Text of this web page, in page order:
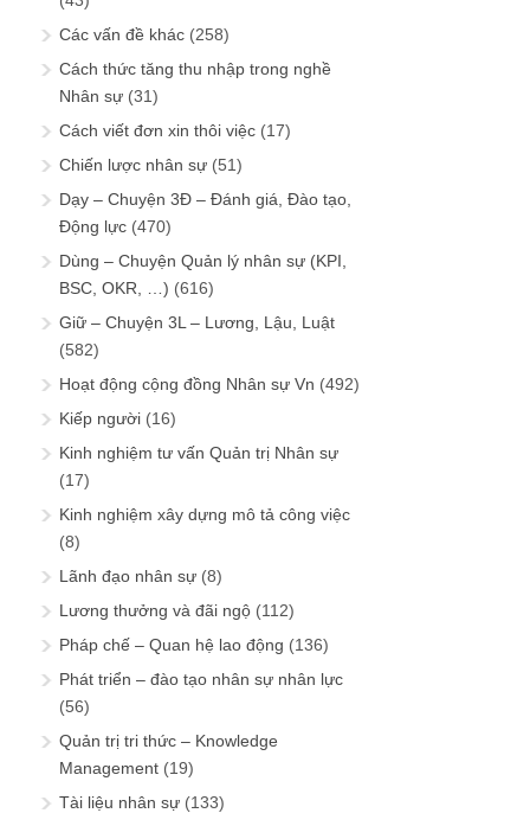
Các vấn đề khác (258)
Cách thức tăng thu nhập trong nghề
Nhân sự (31)
Cách viết đơn xin thôi việc (17)
Chiến lược nhân sự (51)
Dạy – Chuyện 3Đ – Đánh giá, Đào tạo,
Động lực (470)
Dùng – Chuyện Quản lý nhân sự (KPI,
BSC, OKR, …) (616)
Giữ – Chuyện 3L – Lương, Lậu, Luật
(582)
Hoạt động cộng đồng Nhân sự Vn (492)
Kiếp người (16)
Kinh nghiệm tư vấn Quản trị Nhân sự
(17)
Kinh nghiệm xây dựng mô tả công việc
(8)
Lãnh đạo nhân sự (8)
Lương thưởng và đãi ngộ (112)
Pháp chế – Quan hệ lao động (136)
Phát triển – đào tạo nhân sự nhân lực
(56)
Quản trị tri thức – Knowledge
Management (19)
Tài liệu nhân sự (133)